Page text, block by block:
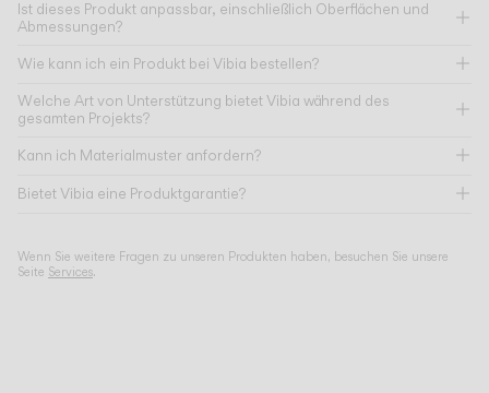
Ist dieses Produkt anpassbar, einschließlich Oberflächen und
Abmessungen?
Wie kann ich ein Produkt bei Vibia bestellen?
Welche Art von Unterstützung bietet Vibia während des
gesamten Projekts?
Kann ich Materialmuster anfordern?
Bietet Vibia eine Produktgarantie?
Wenn Sie weitere Fragen zu unseren Produkten haben, besuchen Sie unsere
Seite Services.